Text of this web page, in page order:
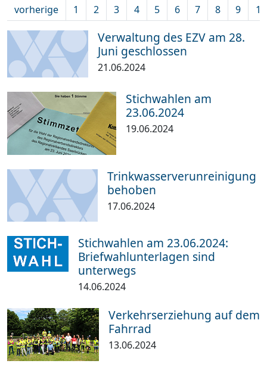
vorherige 1 2 3 4 5 6 7 8 9 10
Verwaltung des EZV am 28.
Juni geschlossen
21.06.2024
Stichwahlen am
23.06.2024
19.06.2024
Trinkwasserverunreinigung
behoben
17.06.2024
Stichwahlen am 23.06.2024:
Briefwahlunterlagen sind
unterwegs
14.06.2024
Verkehrserziehung auf dem
Fahrrad
13.06.2024